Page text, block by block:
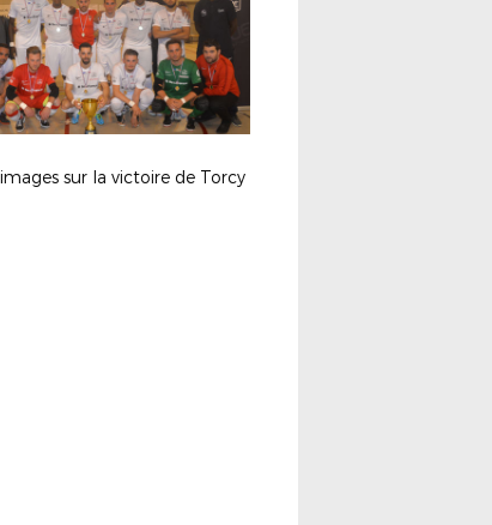
sur la victoire de Torcy